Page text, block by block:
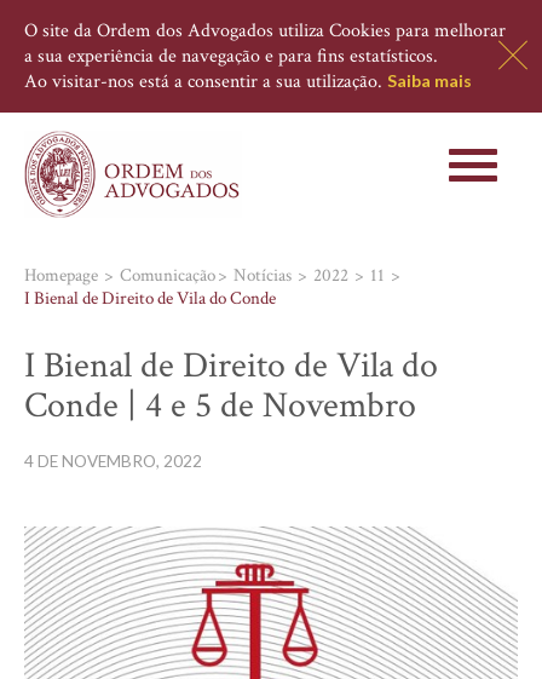
O site da Ordem dos Advogados utiliza Cookies para melhorar
a sua experiência de navegação e para fins estatísticos.
Ao visitar-nos está a consentir a sua utilização. Saiba mais
Toggle
Homepage Comunicação Notícias 2022
11
I Bienal de Direito de Vila do Conde
I Bienal de Direito de Vila do
Conde | 4 e 5 de Novembro
4 DE NOVEMBRO, 2022